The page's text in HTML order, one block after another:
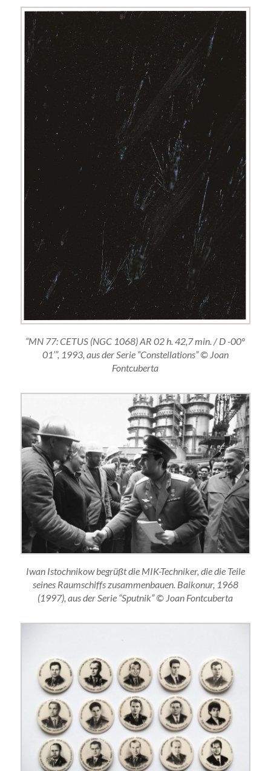
“MN 77: CETUS (NGC 1068) AR 02 h. 42,7 min. / D -00º
01’”, 1993, aus der Serie “Constellations” © Joan
Fontcuberta
Iwan Istochnikow begrüßt die MIK-Techniker, die die Teile
seines Raumschiffs zusammenbauen. Baikonur, 1968
(1997), aus der Serie “Sputnik” © Joan Fontcuberta